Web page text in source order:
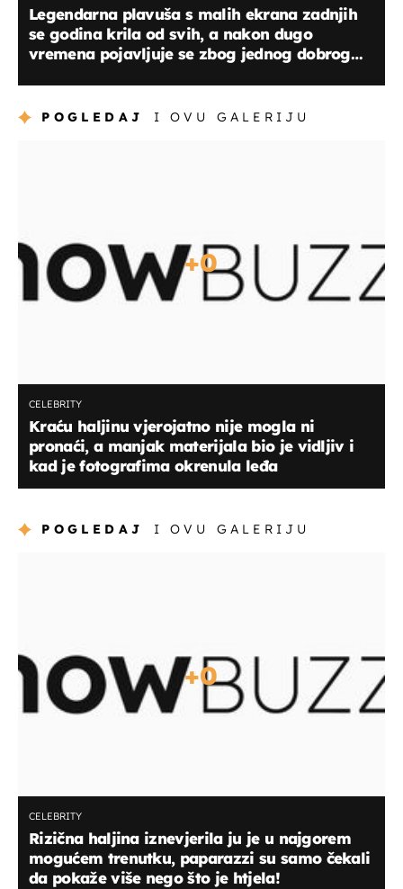
Legendarna plavuša s malih ekrana zadnjih
se godina krila od svih, a nakon dugo
vremena pojavljuje se zbog jednog dobrog
POGLEDAJ I OVU GALERIJU
+0
CELEBRITY
Kraću haljinu vjerojatno nije mogla ni
pronaći, a manjak materijala bio je vidljiv i
kad je fotografima okrenula leđa
POGLEDAJ I OVU GALERIJU
+0
CELEBRITY
Rizična haljina iznevjerila ju je u najgorem
mogućem trenutku, paparazzi su samo čekali
da pokaže više nego što je htjela!